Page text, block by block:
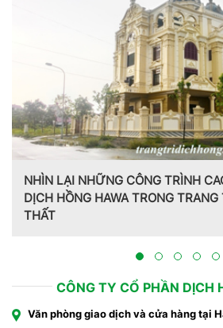
NHÌN LẠI NHỮNG CÔNG TRÌNH
DỊCH HỒNG HAWA TRONG TRANG
THẤT
CÔNG TY CỔ PHẦN DỊCH
Văn phòng giao dịch và cửa hàng tại